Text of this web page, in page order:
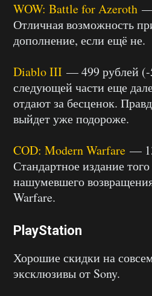
WOW: Battle for Azeroth —
Отличная возможность
дополнение, если ещё не.
Diablo III — 499 рублей
следующей части еще
отдают за бесценок.
выйдет уже подороже.
COD: Modern Warfare —
Стандартное издание
нашумевшего
Warfare.
PlayStation
Хорошие скидки на
эксклюзивы от Sony.